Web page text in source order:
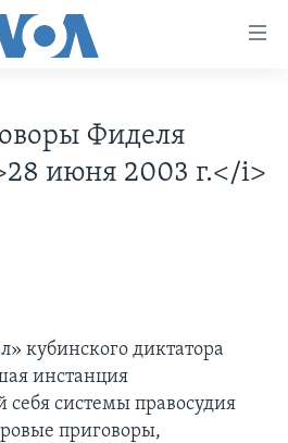
ИСТОРИЯ
Фиделя
июня 2003 г.</i>
кубинского диктатора
инстанция
системы правосудия
приговоры,